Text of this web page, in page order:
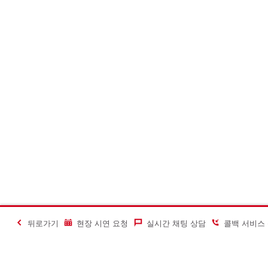
뒤로가기 현장 시연 요청 실시간 채팅 상담 콜백 서비스